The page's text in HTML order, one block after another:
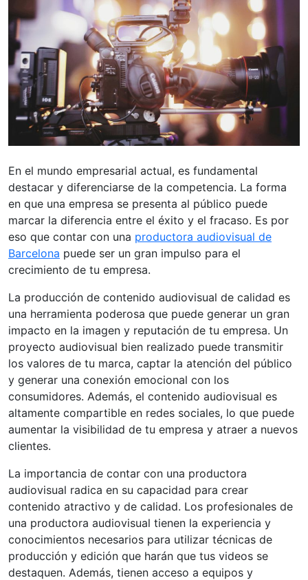
En el mundo empresarial actual, es fundamental
destacar y diferenciarse de la competencia. La forma
en que una empresa se presenta al público puede
marcar la diferencia entre el éxito y el fracaso. Es por
eso que contar con una productora audiovisual de
Barcelona puede ser un gran impulso para el
crecimiento de tu empresa.
La producción de contenido audiovisual de calidad es
una herramienta poderosa que puede generar un gran
impacto en la imagen y reputación de tu empresa. Un
proyecto audiovisual bien realizado puede transmitir
los valores de tu marca, captar la atención del público
y generar una conexión emocional con los
consumidores. Además, el contenido audiovisual es
altamente compartible en redes sociales, lo que puede
aumentar la visibilidad de tu empresa y atraer a nuevos
clientes.
La importancia de contar con una productora
audiovisual radica en su capacidad para crear
contenido atractivo y de calidad. Los profesionales de
una productora audiovisual tienen la experiencia y
conocimientos necesarios para utilizar técnicas de
producción y edición que harán que tus videos se
destaquen. Además, tienen acceso a equipos y